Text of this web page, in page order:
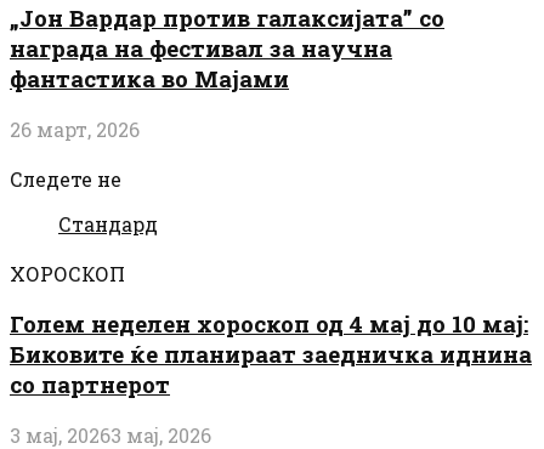
„Јон Вардар против галаксијата” со
награда на фестивал за научна
фантастика во Мајами
26 март, 2026
Следете не
Стандард
ХОРОСКОП
Голем неделен хороскоп од 4 мај до 10 мај:
Биковите ќе планираат заедничка иднина
со партнерот
3 мај, 20263 мај, 2026